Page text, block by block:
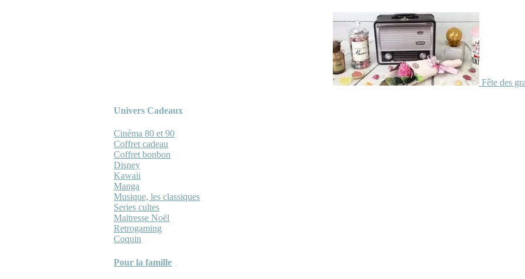
Fête des
Univers Cadeaux
Cinéma 80 et 90
Coffret cadeau
Coffret bonbon
Disney
Kawaii
Manga
Musique, les classiques
Series cultes
Maitresse Noël
Retrogaming
Coquin
Pour la famille